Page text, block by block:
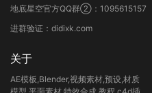
地底星空官方QQ群②：1095615157
进群验证：didixk.com
关于
AE模板,Blender,视频素材,预设,材质